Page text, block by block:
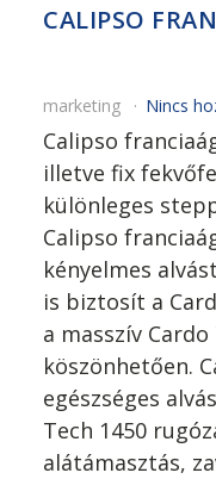
CALIPSO
marketing Nincs
Calipso
illetve fix
különleges
Calipso
kényelmes
is biztosít a
a masszív
köszönhetően.
egészséges
Tech 1450
alátámasztás,